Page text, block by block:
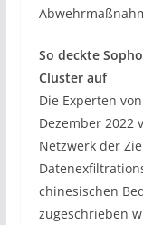
So deckte
Cluster auf
Die Experten
Dezember 2022
Netzwerk der
chinesischen
zugeschrieben